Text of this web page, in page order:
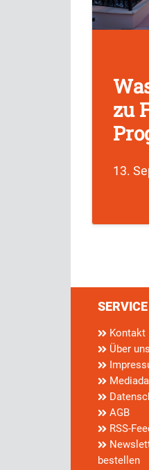
zu
13.
SERVICE
Kontakt
Über uns
AGB
RSS-
bestellen